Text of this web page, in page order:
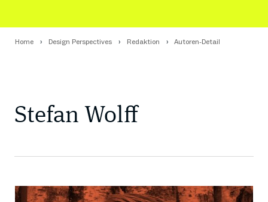
Home Design Perspectives Redaktion Autoren-Detail
Stefan Wolff